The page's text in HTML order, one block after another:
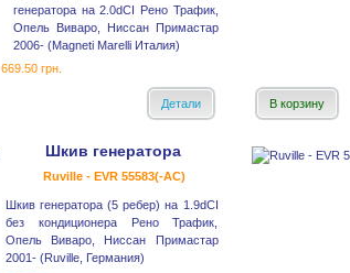
генератора на 2.0dCI Рено Трафик,
Опель Виваро, Ниссан Примастар
2006- (Magneti Marelli Италия)
669.50 грн.
Детали В корзину
Шкив генератора
Ruville - EVR 55583(-AC)
Шкив генератора (5 ребер) на 1.9dCI
без кондиционера Рено Трафик,
Опель Виваро, Ниссан Примастар
2001- (Ruville, Германия)